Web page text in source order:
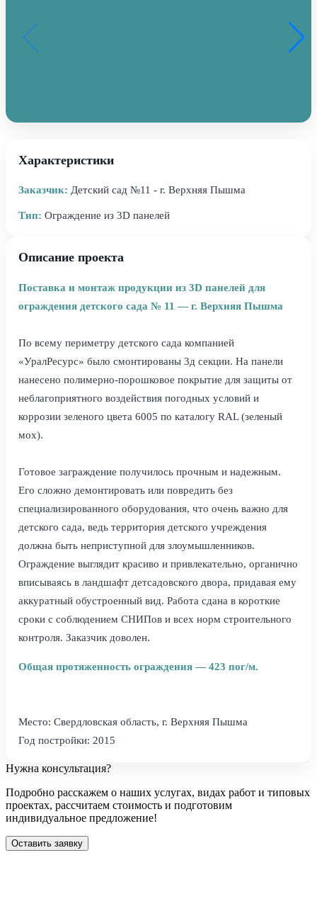
Характеристики
Заказчик: Детский сад №11 - г. Верхняя Пышма
Тип: Ограждение из 3D панелей
Описание проекта
Поставка и монтаж продукции из 3D панелей для
ограждения детского сада № 11 — г. Верхняя Пышма
По всему периметру детского сада компанией
«УралРесурс» было смонтированы 3д секции. На панели
нанесено полимерно-порошковое покрытие для защиты от
неблагоприятного воздействия погодных условий и
коррозии зеленого цвета 6005 по каталогу RAL (зеленый
мох).
Готовое заграждение получилось прочным и надежным.
Его сложно демонтировать или повредить без
специализированного оборудования, что очень важно для
детского сада, ведь территория детского учреждения
должна быть неприступной для злоумышленников.
Ограждение выглядит красиво и привлекательно, органично
вписываясь в ландшафт детсадовского двора, придавая ему
аккуратный обустроенный вид. Работа сдана в короткие
сроки с соблюдением СНИПов и всех норм строительного
контроля. Заказчик доволен.
Общая протяженность ограждения — 423 пог/м.
Место: Свердловская область, г. Верхняя Пышма
Год постройки: 2015
Нужна консультация?
Подробно расскажем о наших услугах, видах работ и типовых
проектах, рассчитаем стоимость и подготовим
индивидуальное предложение!
Оставить заявку